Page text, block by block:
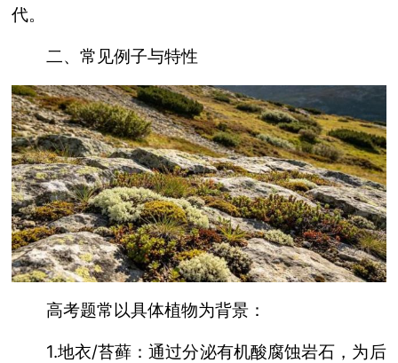
代。
二、常见例子与特性
高考题常以具体植物为背景：
1.地衣/苔藓：通过分泌有机酸腐蚀岩石，为后